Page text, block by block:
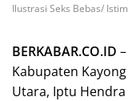
Ilustrasi Seks Bebas/
BERKABAR.CO.ID
Kabupaten
Utara, Iptu